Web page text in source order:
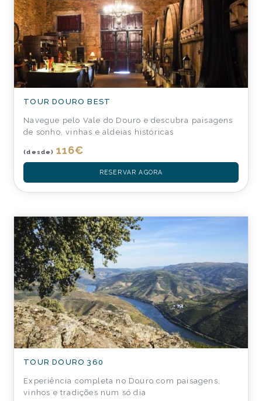
TOUR DOURO BEST
Navegue pelo Vale do Douro e descubra paisagens
de sonho, vinhas e aldeias históricas
(desde) 116€
RESERVAR AGORA
TOUR DOURO 360
Experiência completa no Douro com paisagens,
vinhos e tradições num só dia